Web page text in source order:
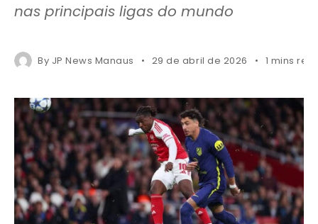
nas principais ligas do mundo
By JP News Manaus 29 de abril de 2026 1 mins